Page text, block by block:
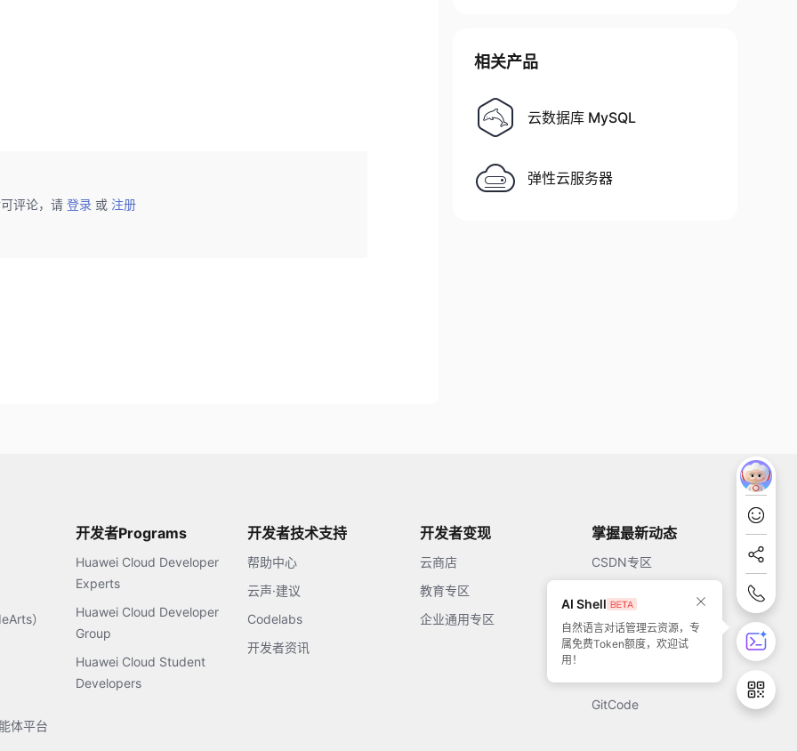
评论，请 登录 或 注册
相关产品
云数据库 MySQL
弹性云服务器
AI Shell
自然语言对话管理云资源，专
属免费Token额度，欢迎试
用！
）
体平台
开发者Programs
Huawei Cloud Developer
Experts
Huawei Cloud Developer
Group
Huawei Cloud Student
Developers
开发者技术支持
帮助中心
云声·建议
Codelabs
开发者资讯
开发者变现
云商店
教育专区
企业通用专区
掌握最新动态
CSDN专区
开源中国
51CTO
GitCode